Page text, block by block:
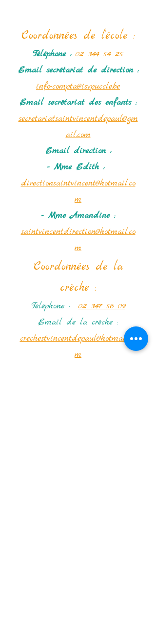
Coordonnées de l'école :
Téléphone : 02 344 54 25
Email secrétariat de direction :
info-compta@isvpuccle.be
Email secrétariat des enfants :
secretariatsaintvincentdepaul@gm
ail.com
Email direction :
- Mme Edith :
directionsaintvincent@hotmail.co
m
- Mme Amandine :
saintvincentdirection@hotmail.co
m
Coordonnées de la
crèche :
Téléphone :
02 347 56 09
Email de la crèche :
crechestvincentdepaul@hotmail.co
m